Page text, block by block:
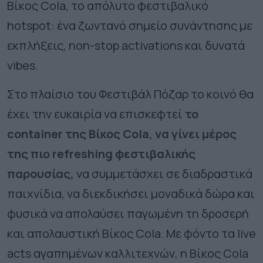
Βίκος Cola, το απόλυτο φεστιβαλικό
hotspot: ένα ζωντανό σημείο συνάντησης με
εκπλήξεις, non-stop activations και δυνατά
vibes.
Στο πλαίσιο του Φεστιβάλ Πόζαρ το κοινό θα
έχει την ευκαιρία να επισκεφτεί το
container της Βίκος Cola, να γίνει μέρος
της πιο refreshing φεστιβαλικής
παρουσίας, να συμμετάσχει σε διαδραστικά
παιχνίδια, να διεκδικήσει μοναδικά δώρα και
φυσικά να απολαύσει παγωμένη τη δροσερή
και απολαυστική Βίκος Cola. Με φόντο τα live
acts αγαπημένων καλλιτεχνών, η Βίκος Cola